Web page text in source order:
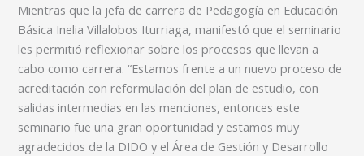
Mientras que la jefa de carrera de Pedagogía en Educación
Básica Inelia Villalobos Iturriaga, manifestó que el seminario
les permitió reflexionar sobre los procesos que llevan a
cabo como carrera. “Estamos frente a un nuevo proceso de
acreditación con reformulación del plan de estudio, con
salidas intermedias en las menciones, entonces este
seminario fue una gran oportunidad y estamos muy
agradecidos de la DIDO y el Área de Gestión y Desarrollo